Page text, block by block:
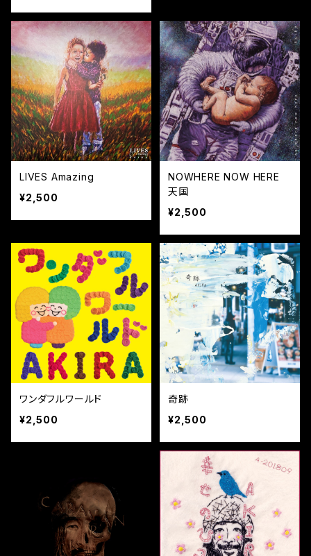
LIVES Amazing
¥2,500
NOWHERE NOW HERE
天国
¥2,500
ワンダフルワールド
¥2,500
奇跡
¥2,500